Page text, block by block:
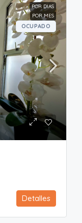
POR DIAS
POR MES
OCUPADO
Detalles